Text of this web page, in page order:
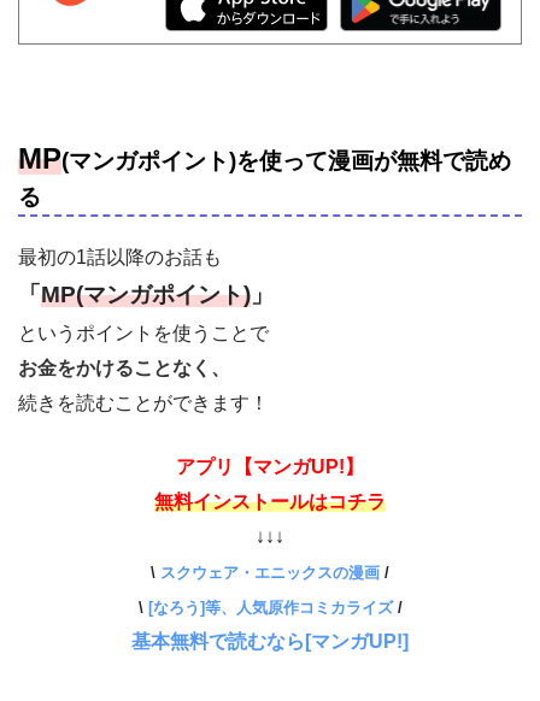
MP(マンガポイント)を使って漫画が無料で読め
る
最初の1話以降のお話も
「 MP(マンガポイント) 」
というポイントを使うことで
お金をかけることなく、
続きを読むことができます！
アプリ【マンガUP!】
無料インストールはコチラ
↓↓↓
\ スクウェア・エニックスの漫画 /
\ [なろう]等、人気原作コミカライズ/
基本無料で読むなら[マンガUP!]